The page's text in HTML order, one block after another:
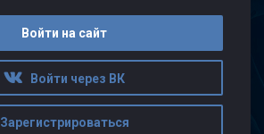
Войти на сайт
Войти через ВК
Зарегистрироваться